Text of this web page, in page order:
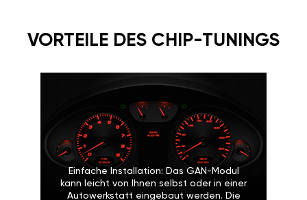
ANGEBOT ERHALTEN
VORTEILE DES CHIP-
TUNINGS